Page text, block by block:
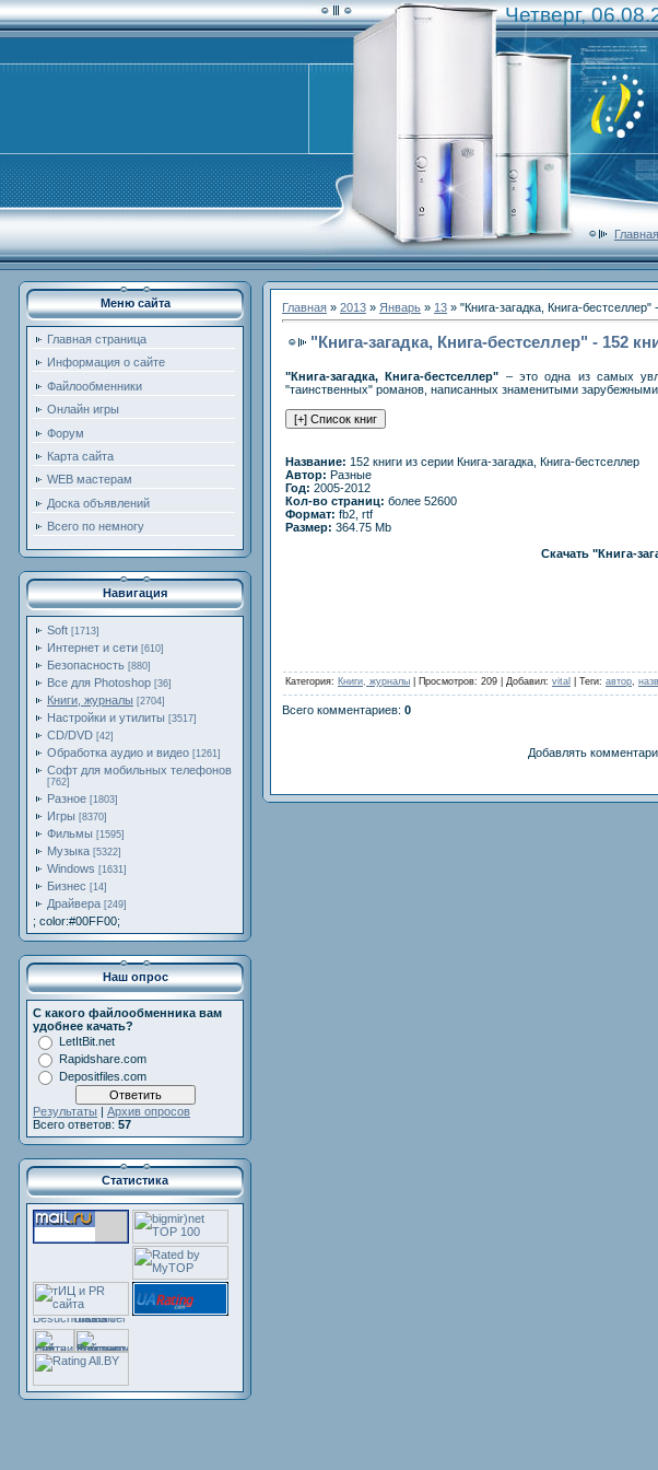
Четверг,
Главная
Меню сайта
Главная страница
Информация о сайте
Файлообменники
Онлайн игры
Форум
Карта сайта
WEB мастерам
Доска объявлений
Всего по немногу
Навигация
Soft [1713]
Интернет и сети [610]
Безопасность [880]
Все для Photoshop [36]
Книги, журналы [2704]
Настройки и утилиты [3517]
CD/DVD [42]
Обработка аудио и видео [1261]
Софт для мобильных телефонов
[762]
Разное [1803]
Игры [8370]
Фильмы [1595]
Музыка [5322]
Windows [1631]
Бизнес [14]
Драйвера [249]
; color:#00FF00;
Наш опрос
С какого файлообменника вам
удобнее качать?
LetItBit.net
Rapidshare.com
Depositfiles.com
Результаты | Архив опросов
Всего ответов: 57
Статистика
Главная » 2013 » Январь » 13 » "Книга-загадка, Книга-бестселлер"
"Книга-загадка, Книга-бестселлер" - 152
"Книга-загадка, Книга-бестселлер" – это одна из самых
"таинственных" романов, написанных знаменитыми зарубежными
Название: 152 книги из серии Книга-загадка, Книга-бестселлер
Автор: Разные
Год: 2005-2012
Кол-во страниц: более 52600
Формат: fb2, rtf
Размер: 364.75 Mb
Скачать "Книга-
Категория: Книги, журналы Просмотров: 209 | Добавил: vital Теги: автор
Всего комментариев: 0
Добавлять